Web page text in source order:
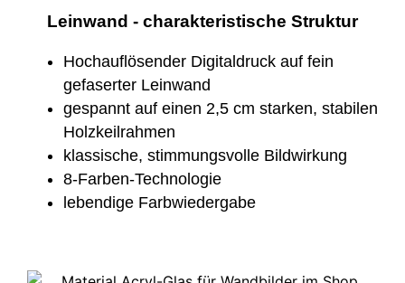
Leinwand - charakteristische Struktur
Hochauflösender Digitaldruck auf fein
gefaserter Leinwand
gespannt auf einen 2,5 cm starken, stabilen
Holzkeilrahmen
klassische, stimmungsvolle Bildwirkung
8-Farben-Technologie
lebendige Farbwiedergabe